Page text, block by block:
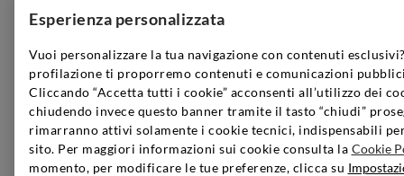
Esperienza personalizzata
Vuoi personalizzare la tua navigazione con contenuti
profilazione ti proporremo contenuti e comunicazioni
Cliccando “Accetta tutti i cookie” acconsenti all’utilizzo dei
chiudendo invece questo banner tramite il tasto “chiudi”
rimarranno attivi solamente i cookie tecnici, indispensabili
sito. Per maggiori informazioni sui cookie consulta la Cookie
momento, per modificare le tue preferenze, clicca su